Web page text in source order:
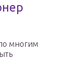
многим